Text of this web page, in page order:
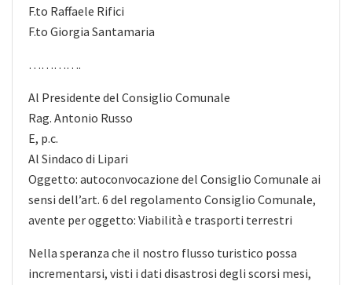
F.to Raffaele Rifici
F.to Giorgia Santamaria
………….
Al Presidente del Consiglio Comunale
Rag. Antonio Russo
E, p.c.
Al Sindaco di Lipari
Oggetto: autoconvocazione del Consiglio Comunale ai
sensi dell’art. 6 del regolamento Consiglio Comunale,
avente per oggetto: Viabilità e trasporti terrestri
Nella speranza che il nostro flusso turistico possa
incrementarsi, visti i dati disastrosi degli scorsi mesi,